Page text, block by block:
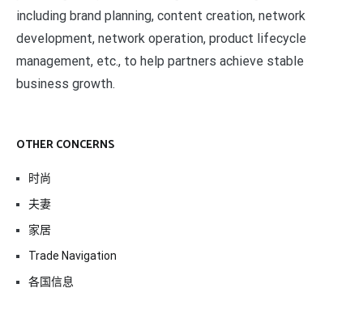
including brand planning, content creation, network
development, network operation, product lifecycle
management, etc., to help partners achieve stable
business growth.
OTHER CONCERNS
时尚
夫妻
家居
Trade Navigation
各国信息